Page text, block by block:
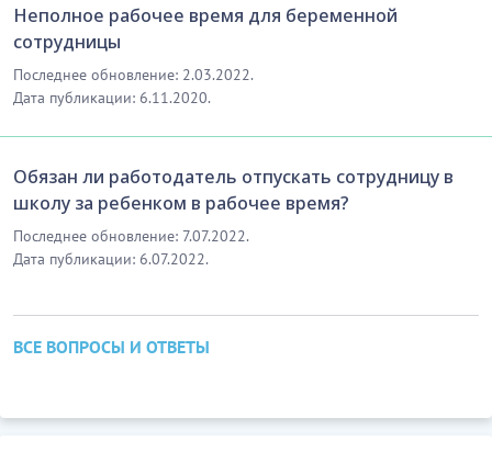
Неполное рабочее время для беременной
сотрудницы
Последнее обновление: 2.03.2022.
Дата публикации: 6.11.2020.
Обязан ли работодатель отпускать сотрудницу в
школу за ребенком в рабочее время?
Последнее обновление: 7.07.2022.
Дата публикации: 6.07.2022.
ВСЕ ВОПРОСЫ И ОТВЕТЫ